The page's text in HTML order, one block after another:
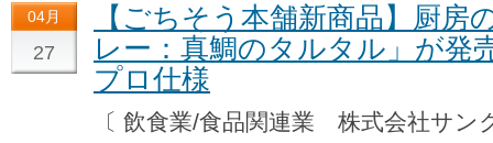
04月
27
【ごちそう本舗新商品】厨房
レー：真鯛のタルタル」が
プロ仕様
〔 飲食業/食品関連業 株式会社サ